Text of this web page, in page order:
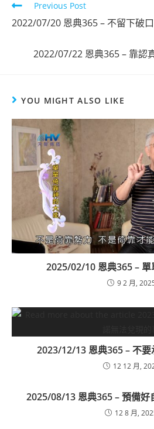
Previous Post
2022/07/20 恩典365 – 不留下破
2022/07/22 恩典365 – 靠認
YOU MIGHT ALSO LIKE
2025/02/10 恩典365 –
9 2 月,
2023/12/13 恩典365 – 不
12 12 月,
2025/08/13 恩典365 – 預備好
12 8 月,